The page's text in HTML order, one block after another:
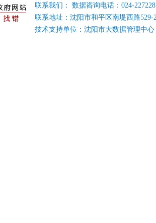
联系我们： 数据咨询电话：024-
联系地址：沈阳市和平区南堤西路
技术支持单位：沈阳市大数据管理中